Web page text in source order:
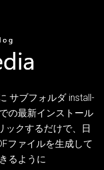
サブフォルダ install-
の最新インストール
ックするだけで、日
ファイルを生成して
るように